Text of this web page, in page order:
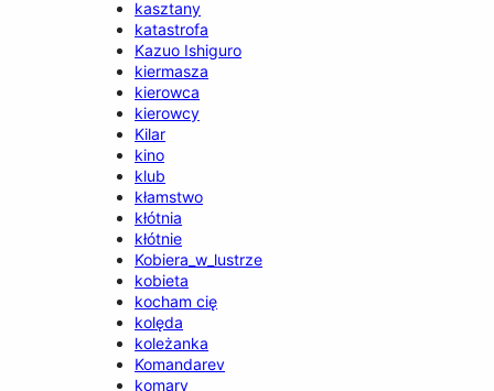
kasztany
katastrofa
Kazuo Ishiguro
kiermasza
kierowca
kierowcy
Kilar
kino
klub
kłamstwo
kłótnia
kłótnie
Kobiera_w_lustrze
kobieta
kocham cię
kolęda
koleżanka
Komandarev
komary